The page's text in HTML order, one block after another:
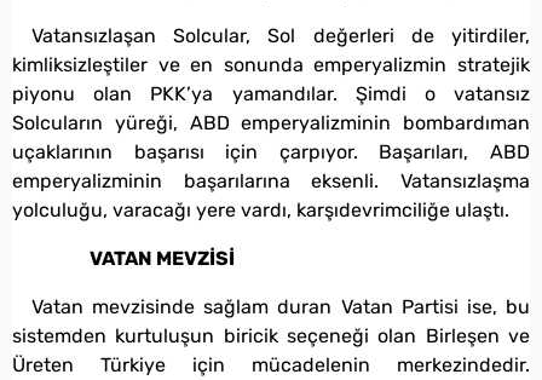
Vatansızlaşan Solcular, Sol değerleri de yitirdiler,
kimliksizleştiler ve en sonunda emperyalizmin stratejik
piyonu olan PKK’ya yamandılar. Şimdi o vatansız
Solcuların yüreği, ABD emperyalizminin bombardıman
uçaklarının başarısı için çarpıyor. Başarıları, ABD
emperyalizminin başarılarına eksenli. Vatansızlaşma
yolculuğu, varacağı yere vardı, karşıdevrimciliğe ulaştı.
VATAN MEVZİSİ
Vatan mevzisinde sağlam duran Vatan Partisi ise, bu
sistemden kurtuluşun biricik seçeneği olan Birleşen ve
Üreten Türkiye için mücadelenin merkezindedir.